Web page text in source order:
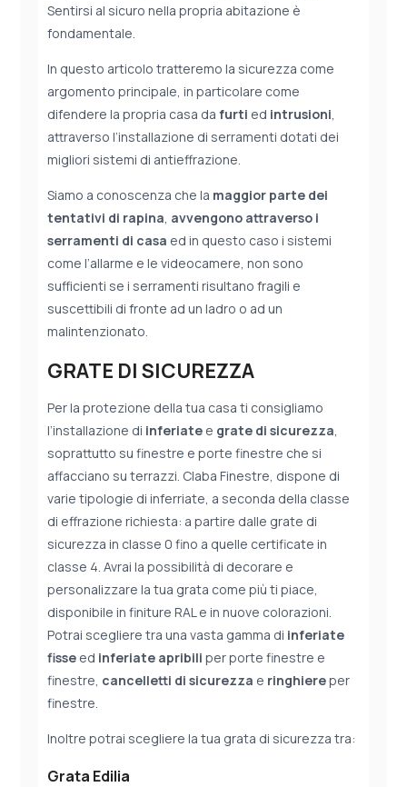
Sentirsi al sicuro nella propria abitazione è
fondamentale.
In questo articolo tratteremo la sicurezza come
argomento principale, in particolare come
difendere la propria casa dafurti ed intrusioni
attraverso l’installazione di serramenti dotati dei
migliori sistemi di antieffrazione.
Siamo a conoscenza che la maggior parte dei
tentativi di rapina avvengono attraverso i
serramenti di casa ed in questo caso i sistemi
come l’allarme e le videocamere, non sono
sufficienti se i serramenti risultano fragili e
suscettibili di fronte ad un ladro o ad un
malintenzionato.
GRATE DI SICUREZZA
Per la protezione della tua casa ti consigliamo
l’installazione di inferiate e grate di sicurezza
soprattutto su finestre e porte finestre che si
affacciano su terrazzi. Claba Finestre, dispone di
varie tipologie di inferriate, a seconda della classe
di effrazione richiesta: a partire dalle grate di
sicurezza in classe 0 fino a quelle certificate in
classe 4. Avrai la possibilità di decorare e
personalizzare la tua grata come più ti piace,
disponibile in finiture RAL e in nuove colorazioni.
Potrai scegliere tra una vasta gamma di inferiate
fisse ed inferiate apribili per porte finestre e
finestre, cancelletti di sicurezza e ringhiereper
finestre.
Inoltre potrai scegliere la tua grata di sicurezza tra:
Grata Edilia